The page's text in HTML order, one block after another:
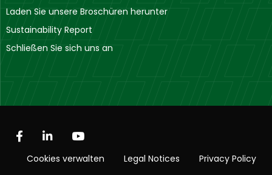
Laden Sie unsere Broschüren herunter
Sustainability Report
Schließen Sie sich uns an
Cookies verwalten Legal Notices
Privacy Policy